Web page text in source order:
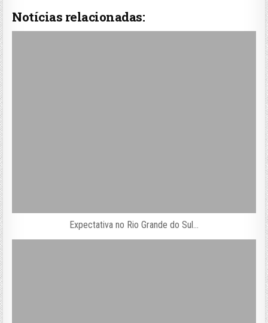
Notícias relacionadas:
Expectativa no Rio Grande do Sul…